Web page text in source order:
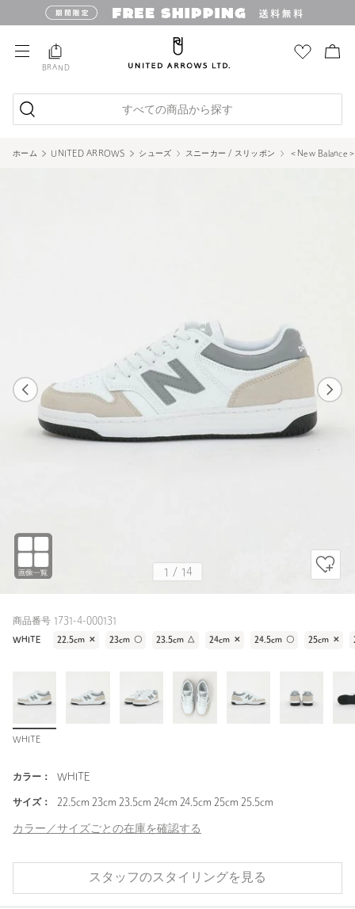
BRAND
すべての商品から探す
ホーム UNITED ARROWS シューズ スニーカー / スリッポン ＜New Balance
1 / 14
商品番号 1731-4-000131
WHITE 22.5cm ✕ 23cm 〇 23.5cm △ 24cm ✕ 24.5cm 〇 25cm ✕
WHITE
カラー： WHITE
サイズ： 22.5cm 23cm 23.5cm 24cm 24.5cm 25cm 25.5cm
カラー／サイズごとの在庫を確認する
スタッフのスタイリングを見る
1
14